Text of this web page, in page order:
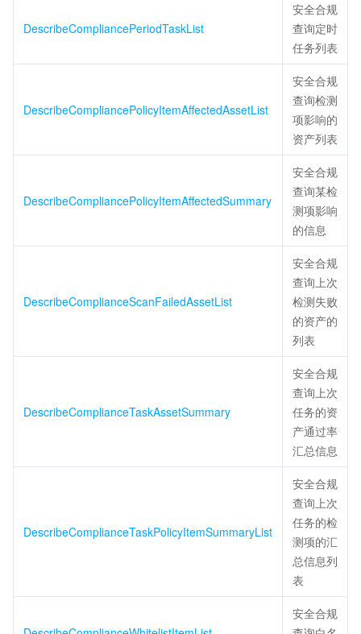
DescribeCompliancePeriodTaskList
安全合规
查询定时
任务列表
DescribeCompliancePolicyItemAffectedAssetList
安全合规
查询检测
项影响的
资产列表
DescribeCompliancePolicyItemAffectedSummary
安全合规
查询某检
测项影响
的信息
DescribeComplianceScanFailedAssetList
安全合规
查询上次
检测失败
的资产的
列表
DescribeComplianceTaskAssetSummary
安全合规
查询上次
任务的资
产通过率
汇总信息
DescribeComplianceTaskPolicyItemSummaryList
安全合规
查询上次
任务的检
测项的汇
总信息列
表
安全合规